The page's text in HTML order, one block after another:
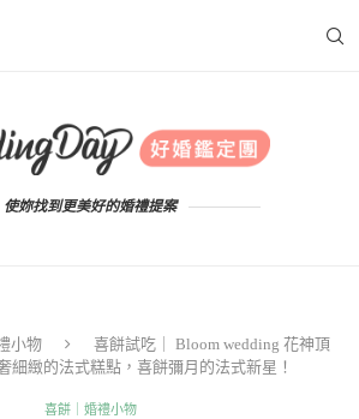
使妳找到更美好的婚禮提案
小物
喜餅試吃｜ Bloom wedding 花神頂
細緻的法式糕點，喜餅彌月的法式新星！
喜餅｜婚禮小物